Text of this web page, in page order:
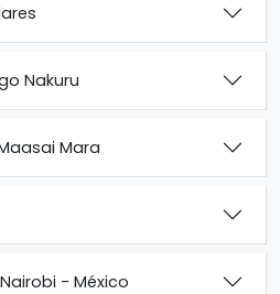
Nakuru
Mara
- México